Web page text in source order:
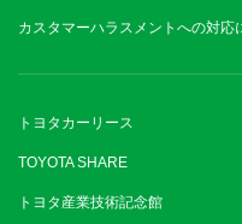
カスタマーハラスメントへの対応
トヨタカーリース
TOYOTA SHARE
トヨタ産業技術記念館